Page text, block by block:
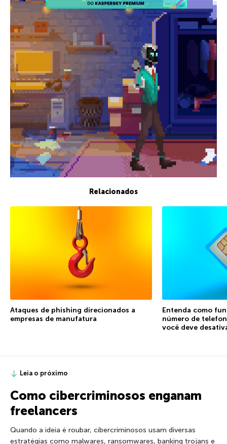
Relacionados
Ataques de phishing direcionados a
empresas de manufatura
Entenda como
número de
você deve
Leia o próximo
Como cibercriminosos enganam
freelancers
Quando a ideia é roubar, cibercriminosos usam diversas
estratégias como malwares, ransomwares, banking trojans e